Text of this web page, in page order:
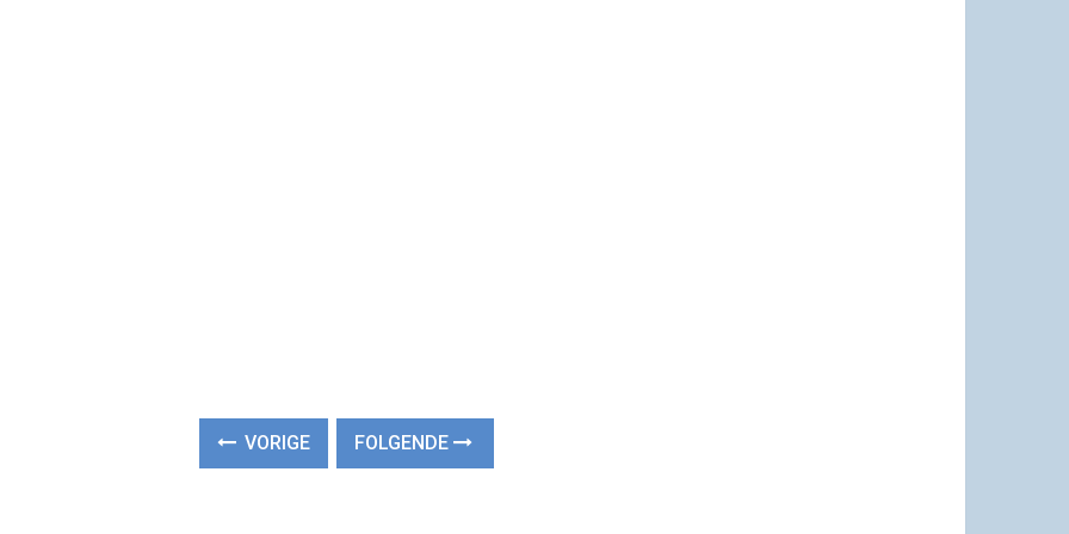
VORIGE FOLGENDE